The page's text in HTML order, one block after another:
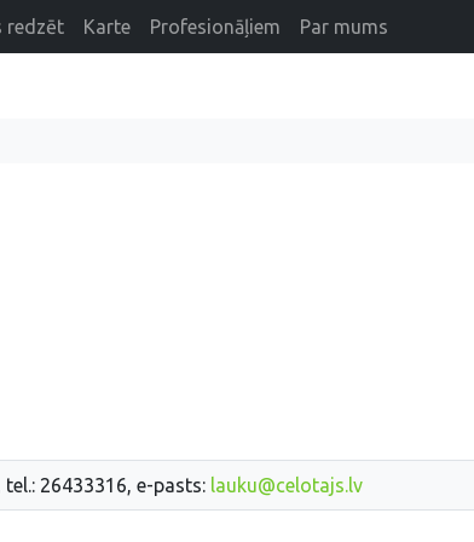
redzēt Karte Profesionāļiem Par mums
26433316, e-pasts: lauku@celotajs.lv